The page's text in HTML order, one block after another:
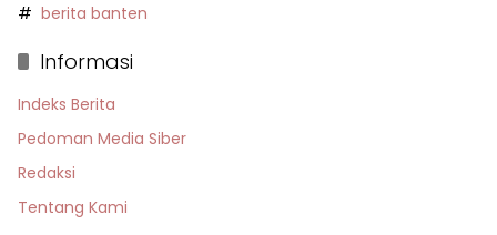
berita banten
Informasi
Indeks Berita
Pedoman Media Siber
Redaksi
Tentang Kami